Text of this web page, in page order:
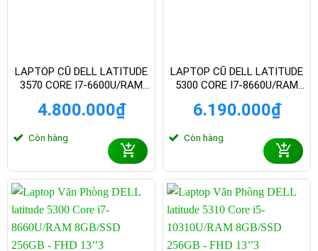
LAPTOP CŨ DELL LATITUDE
3570 CORE I7-6600U/RAM
INCH
4.800.000₫
Còn hàng
LAPTOP CŨ DELL LATITUDE
5300 CORE I7-8660U/RAM
INCH3
6.190.000₫
Còn hàng